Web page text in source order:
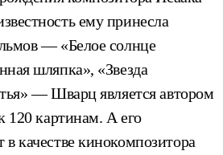
ему принесла
— «Белое солнце
шляпка», «Звезда
— Шварц является автором
120 картинам. А его
качестве кинокомпозитора